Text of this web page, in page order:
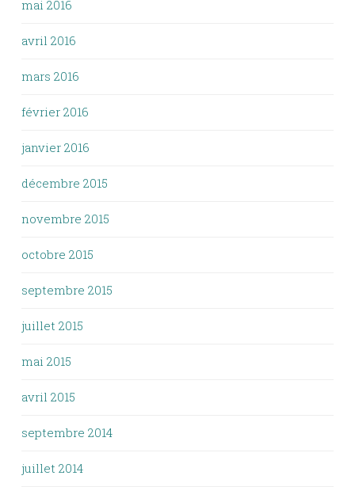
mai 2016
avril 2016
mars 2016
février 2016
janvier 2016
décembre 2015
novembre 2015
octobre 2015
septembre 2015
juillet 2015
mai 2015
avril 2015
septembre 2014
juillet 2014